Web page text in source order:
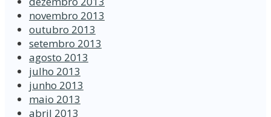
novembro 2013
outubro 2013
setembro 2013
agosto 2013
julho 2013
junho 2013
maio 2013
abril 2013